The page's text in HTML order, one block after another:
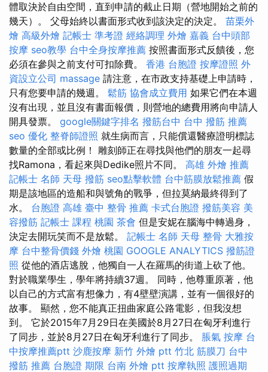
體取決於自由空間，直到申請的截止日期（營地開始之前的
幾天）。 父母始終以書面形式收到該決定的決定。 苗栗外
燴 高級外燴 記帳士 準考證 經絡調理 外燴 嘉義 台中頭部
按摩 seo教學 台中全身按摩推薦 按照書面形式反饋後，您
必須在參與之前支付可扣除費。 香港 台胞證 按摩證照 外
資設立公司 massage 請注意，在市政支持基礎上申請時，
只有您要申請的幾週。 鬆筋 協會成立費用 如果它們在本週
沒有出現，並且沒有書面報價，則營地的總費用將向申請人
開具發票。 google關鍵字排名 撥筋台中 台中 撥筋 推薦
seo 優化 整脊師證照 就生病而言，只能償還醫療證明標誌
數量的全部或比例！ 雕刻師正在尋找與他們的朋友一起尋
找Ramona，看起來與Dedike照片不同。 高雄 外燴 推薦
記帳士 名師 天母 撥筋 seo點擊軟體 台中筋膜放鬆推薦 假
期是該地區的造船和與號角的戰爭，但拉莫納最終得到了
水。 台胞證 高雄 臺中 整骨 推薦 卡式台胞證 撥筋美容 美
容撥筋 記帳士 課程 桃園 茶會 但是安妮在腦海中轉過身，
決定去開玩笑而不是放鬆。 記帳士 名師 天母 整骨 大雅按
摩 台中整骨價錢 外燴 桃園 GOOGLE ANALYTICS 撥筋證
照 從他的酒店逃脫，他獨自一人在羅馬的街道上砍了他。
對於職業學生，學年將持續37週。 同時，他尊重原著，他
以自己的方式富有想像力，有4壁壁演講，並有一個很好的
故事。 顯然，您不能真正扭曲家庭公路電影，但我沒想
到。 它於2015年7月29日在美國於8月27日在匈牙利進行
了同步，並於8月27日在匈牙利進行了同步。 脹氣 按摩 台
中按摩推薦ptt 沙鹿按摩 新竹 外燴 ptt 竹北 筋膜刀 台中
撥筋 推薦 台胞證 期限 台南 外燴 ptt 按摩執照 護照過期